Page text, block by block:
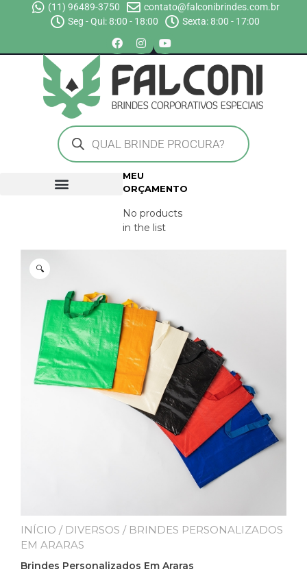
(11) 96489-3750
contato@falconibrindes.com.br
Seg - Qui: 8:00 - 18:00
Sexta: 8:00 - 17:00
MEU
ORÇAMENTO
No products
in the list
🔍
INÍCIO / DIVERSOS / BRINDES PERSONALIZADOS
EM ARARAS
Brindes Personalizados Em Araras